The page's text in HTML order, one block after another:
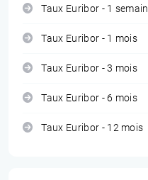
Taux Euribor - 1
Taux Euribor - 1 mois
Taux Euribor - 3 mois
Taux Euribor - 6 mois
Taux Euribor - 12 mois